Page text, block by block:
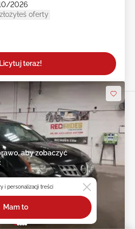
2026
oferty
Licytuj teraz!
aby zobaczyć
i personalizacji treści
Mam to